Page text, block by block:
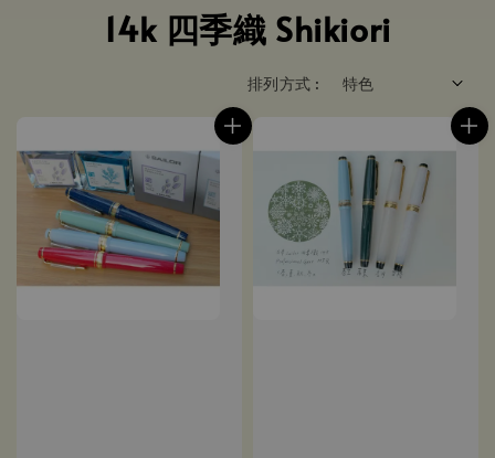
14k 四季織 Shikiori
排列方式 :